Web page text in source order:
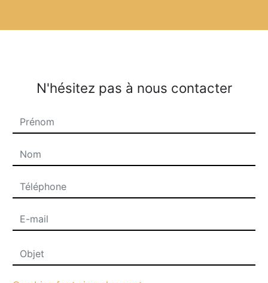
N'hésitez pas à nous contacter